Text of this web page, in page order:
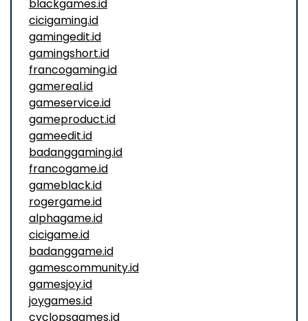
blackgames.id
cicigaming.id
gamingedit.id
gamingshort.id
francogaming.id
gamereal.id
gameservice.id
gameproduct.id
gameedit.id
badanggaming.id
francogame.id
gameblack.id
rogergame.id
alphagame.id
cicigame.id
badanggame.id
gamescommunity.id
gamesjoy.id
joygames.id
cyclopsgames.id